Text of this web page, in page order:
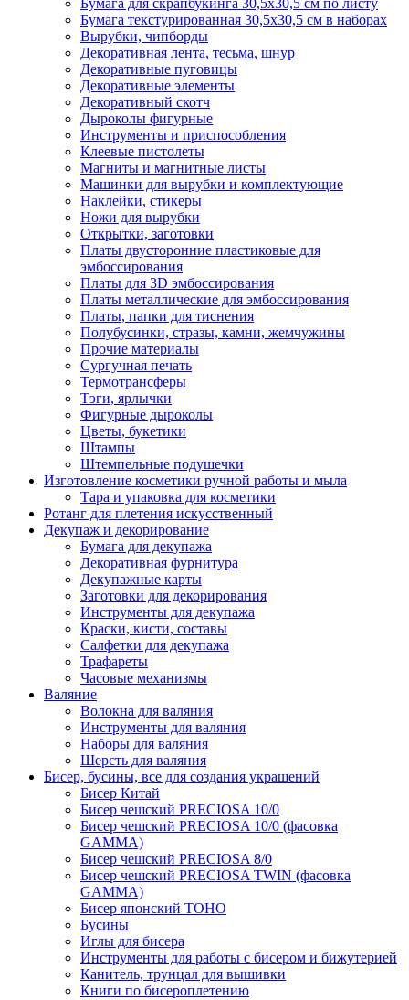
Бумага для скрапбукинга 30,5х30,5 см по листу
Бумага текстурированная 30,5х30,5 см в наборах
Вырубки, чипборды
Декоративная лента, тесьма, шнур
Декоративные пуговицы
Декоративные элементы
Декоративный скотч
Дыроколы фигурные
Инструменты и приспособления
Клеевые пистолеты
Магниты и магнитные листы
Машинки для вырубки и комплектующие
Наклейки, стикеры
Ножи для вырубки
Открытки, заготовки
Платы двусторонние пластиковые для
эмбоссирования
Платы для 3D эмбоссирования
Платы металлические для эмбоссирования
Платы, папки для тиснения
Полубусинки, стразы, камни, жемчужины
Прочие материалы
Сургучная печать
Термотрансферы
Тэги, ярлычки
Фигурные дыроколы
Цветы, букетики
Штампы
Штемпельные подушечки
Изготовление косметики ручной работы и мыла
Тара и упаковка для косметики
Ротанг для плетения искусственный
Декупаж и декорирование
Бумага для декупажа
Декоративная фурнитура
Декупажные карты
Заготовки для декорирования
Инструменты для декупажа
Краски, кисти, составы
Салфетки для декупажа
Трафареты
Часовые механизмы
Валяние
Волокна для валяния
Инструменты для валяния
Наборы для валяния
Шерсть для валяния
Бисер, бусины, все для создания украшений
Бисер Китай
Бисер чешский PRECIOSA 10/0
Бисер чешский PRECIOSA 10/0 (фасовка
GAMMA)
Бисер чешский PRECIOSA 8/0
Бисер чешский PRECIOSA TWIN (фасовка
GAMMA)
Бисер японский TOHO
Бусины
Иглы для бисера
Инструменты для работы с бисером и бижутерией
Канитель, трунцал для вышивки
Книги по бисероплетению